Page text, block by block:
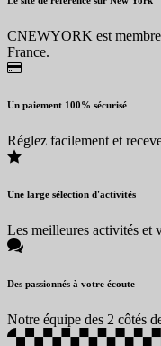
CNEWYORK est
France.
Un paiement 100% sécurisé
Réglez facilement et
Une large sélection d'activités
Les meilleures activités et
Des passionnés à votre écoute
Notre équipe des 2 côtés